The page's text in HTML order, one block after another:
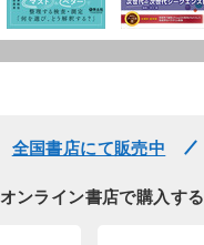
全国書店にて販売中
オンライン書店で購入する